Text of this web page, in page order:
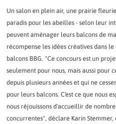
Un salon en plein air, une prairie
paradis pour les abeilles - selon leur
peuvent aménager leurs balcons de
récompense les idées créatives dans
balcons BBG. "Ce concours est un
seulement pour nous, mais aussi pour
depuis plusieurs années et qui ne
pour leurs balcons. C'est ce que nous
nous réjouissons d'accueillir de
concurrentes", déclare Karin Stemmer,